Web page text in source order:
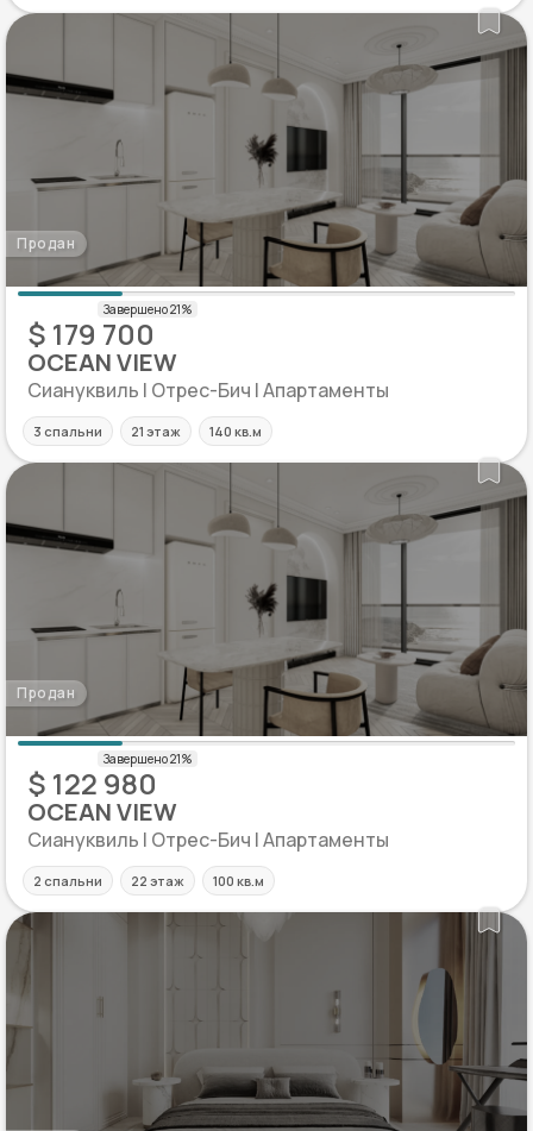
Продан
$ 179 700
OCEAN VIEW
Сиануквиль | Отрес-Бич | Апартаменты
3 спальни 21 этаж 140 кв.м
Продан
$ 122 980
OCEAN VIEW
Сиануквиль | Отрес-Бич | Апартаменты
2 спальни 22 этаж 100 кв.м